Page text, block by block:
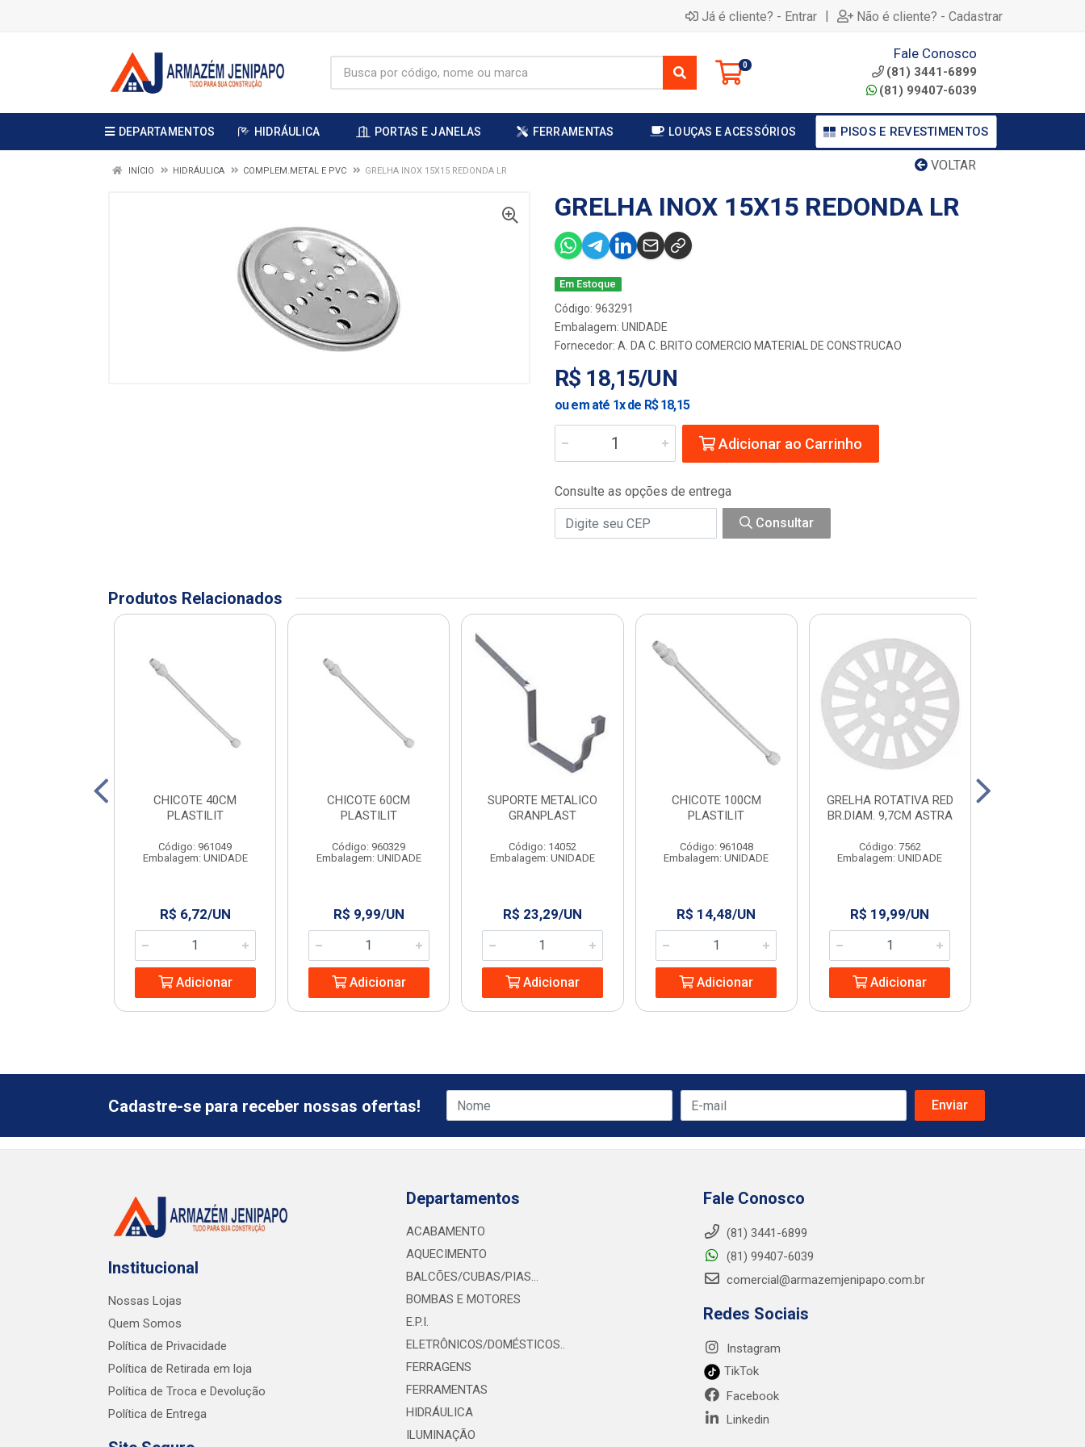
Já é cliente? - Entrar | Não é cliente? - Cadastrar
0
Fale Conosco
(81) 3441-6899
(81) 99407-6039
DEPARTAMENTOS HIDRÁULICA PORTAS E JANELAS FERRAMENTAS LOUÇAS E ACESSÓRIOS PISOS E REVESTIMENTOS
VOLTAR
INÍCIO HIDRÁULICA COMPLEM.METAL E PVC GRELHA INOX 15X15 REDONDA LR
GRELHA INOX 15X15 REDONDA LR
Em Estoque
Código: 963291
Embalagem: UNIDADE
Fornecedor: A. DA C. BRITO COMERCIO MATERIAL DE CONSTRUCAO
R$ 18,15/UN
ou em até 1x de R$ 18,15
Adicionar ao Carrinho
Consulte as opções de entrega
Consultar
Produtos Relacionados
CHICOTE 40CM
PLASTILIT
Código: 961049
Embalagem: UNIDADE
R$ 6,72/UN
Adicionar
CHICOTE 60CM
PLASTILIT
Código: 960329
Embalagem: UNIDADE
R$ 9,99/UN
Adicionar
SUPORTE METALICO
GRANPLAST
Código: 14052
Embalagem: UNIDADE
R$ 23,29/UN
Adicionar
CHICOTE 100CM
PLASTILIT
Código: 961048
Embalagem: UNIDADE
R$ 14,48/UN
Adicionar
GRELHA ROTATIVA RED
BR.DIAM. 9,7CM ASTRA
Código: 7562
Embalagem: UNIDADE
R$ 19,99/UN
Adicionar
Cadastre-se para receber nossas ofertas!
Institucional
Nossas Lojas
Quem Somos
Política de Privacidade
Política de Retirada em loja
Política de Troca e Devolução
Política de Entrega
Departamentos
ACABAMENTO
AQUECIMENTO
BALCÕES/CUBAS/PIAS...
BOMBAS E MOTORES
E.P.I.
ELETRÔNICOS/DOMÉSTICOS..
FERRAGENS
FERRAMENTAS
HIDRÁULICA
ILUMINAÇÃO
Fale Conosco
(81) 3441-6899
(81) 99407-6039
comercial@armazemjenipapo.com.br
Redes Sociais
Instagram
TikTok
Facebook
Linkedin